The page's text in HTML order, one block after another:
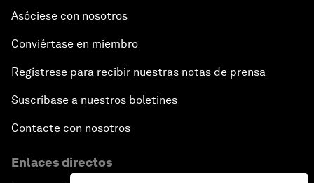
Asóciese con nosotros
Conviértase en miembro
Regístrese para recibir nuestras notas de prensa
Suscríbase a nuestros boletines
Contacte con nosotros
Enlaces directos